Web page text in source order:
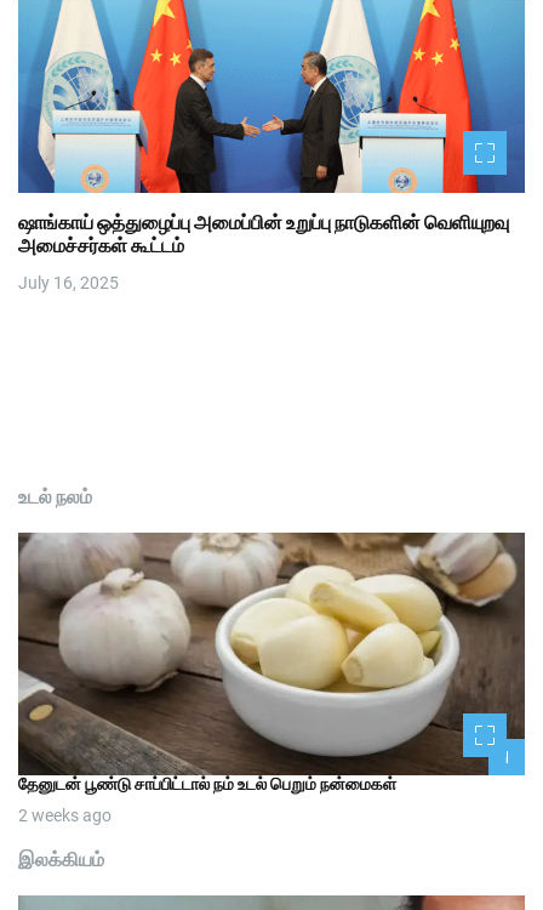
ஷாங்காய் ஒத்துழைப்பு அமைப்பின் உறுப்பு நாடுகளின் வெளியுறவு
அமைச்சர்கள் கூட்டம்
July 16, 2025
உடல் நலம்
1
தேனுடன் பூண்டு சாப்பிட்டால் நம் உடல் பெறும் நன்மைகள்
2 weeks ago
இலக்கியம்